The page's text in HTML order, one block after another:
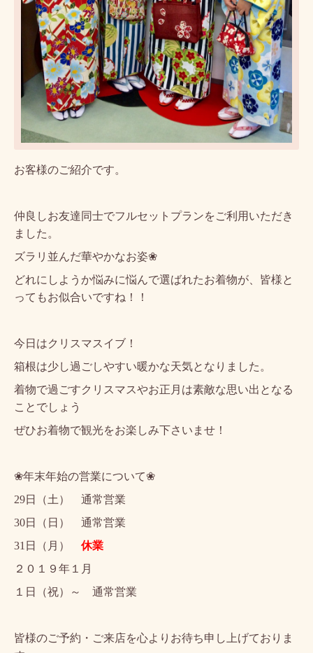
お客様のご紹介です。
仲良しお友達同士でフルセットプランをご利用いただき
ました。
ズラリ並んだ華やかなお姿❀
どれにしようか悩みに悩んで選ばれたお着物が、皆様と
ってもお似合いですね！！
今日はクリスマスイブ！
箱根は少し過ごしやすい暖かな天気となりました。
着物で過ごすクリスマスやお正月は素敵な思い出となる
ことでしょう
ぜひお着物で観光をお楽しみ下さいませ！
❀年末年始の営業について❀
29日（土） 通常営業
30日（日） 通常営業
31日（月） 休業
２０１９年１月
１日（祝）～ 通常営業
皆様のご予約・ご来店を心よりお待ち申し上げておりま